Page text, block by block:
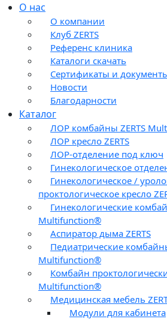
О нас
О компании
Клуб ZERTS
Референс клиника
Каталоги скачать
Сертификаты и
Новости
Благодарности
Каталог
ЛОР комбайны ZERTS
ЛОР кресло ZERTS
ЛОР-отделение под ключ
Гинекологическое
Гинекологическое /
проктологическое кресло
Гинекологические
Multifunction®
Аспиратор дыма ZERTS
Педиатрические
Multifunction®
Комбайн
Multifunction®
Медицинская мебель
Модули для кабинета